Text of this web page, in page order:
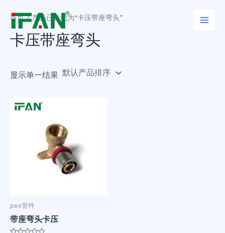
首页/ 产品已标记为“卡压带座弯头”
卡压带座弯头
显示单一结果
pex管件
带座弯头卡压